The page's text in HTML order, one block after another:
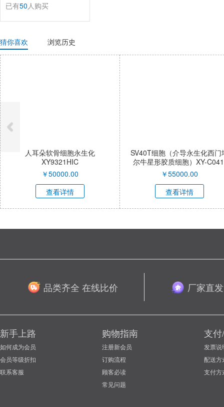
已有50人购买
猜你喜欢 浏览历史
人耳朵软骨细胞永生化
XY9321HIC
￥50000.00
查看详情
SV40T细胞（介导永生化西门
尔牛星形胶质细胞）XY-
QI
￥55000.00
查看详情
品类齐全 在线比价 厂家直
新手上路
如何成为会员
会员等级折扣
联系客服
购物指南
注册新会员
订购流程
顾客必读
常见问题
支
发票说
配送方
支付方